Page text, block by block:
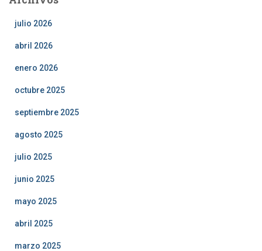
julio 2026
abril 2026
enero 2026
octubre 2025
septiembre 2025
agosto 2025
julio 2025
junio 2025
mayo 2025
abril 2025
marzo 2025